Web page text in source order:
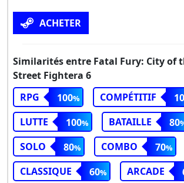
ACHETER
Similarités entre Fatal Fury: City of
Street Fightera 6
RPG
100 COMPÉTITIF
LUTTE
100 BATAILLE
80
SOLO
80 COMBO
70
CLASSIQUE
60 ARCADE